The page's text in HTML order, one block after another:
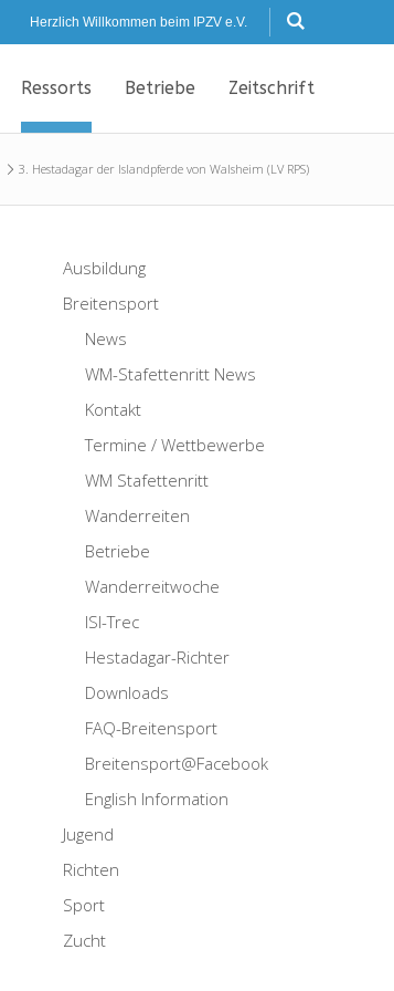
Herzlich Willkommen beim IPZV e.V.
Ressorts Betriebe Zeitschrift
3. Hestadagar der Islandpferde von Walsheim (LV RPS)
Ausbildung
Breitensport
News
WM-Stafettenritt News
Kontakt
Termine / Wettbewerbe
WM Stafettenritt
Wanderreiten
Betriebe
Wanderreitwoche
ISI-Trec
Hestadagar-Richter
Downloads
FAQ-Breitensport
Breitensport@Facebook
English Information
Jugend
Richten
Sport
Zucht